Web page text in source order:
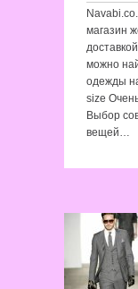
магазин
можно
одежды
size
Выбор
вещей…